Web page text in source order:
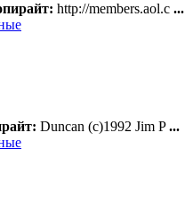
http://members.aol.c ...
Duncan (c)1992 Jim P...